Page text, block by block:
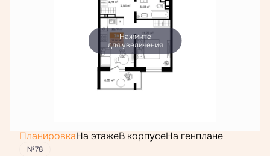
Нажмите
для увеличения
ПланировкаНа этажеВ корпусеНа генплане
№78